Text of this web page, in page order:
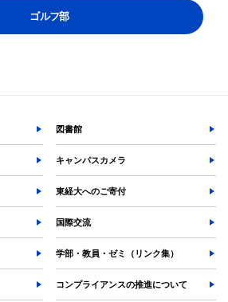
ゴルフ部
図書館
キャンパスカメラ
東経大へのご寄付
国際交流
学部・教員・ゼミ（リンク集）
コンプライアンスの推進について